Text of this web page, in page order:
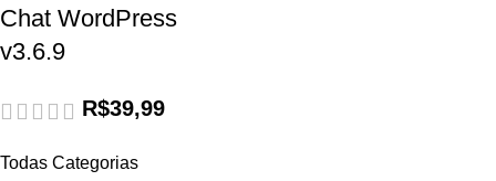
Todas Categorias
Chat WordPress
v3.6.9
R$39,99